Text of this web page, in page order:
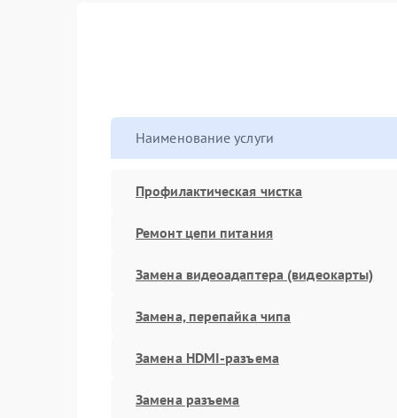
Наименование услуги
Профилактическая чистка
Ремонт цепи питания
Замена видеоадаптера (видеокарты)
Замена, перепайка чипа
Замена HDMI-разъема
Замена разъема